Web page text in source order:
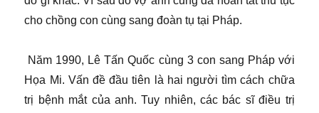
cho chồng con cùng sang đoàn tụ tại Pháp.
Năm 1990, Lê Tấn Quốc cùng 3 con sang Pháp với
Họa Mi. Vấn đề đầu tiên là hai người tìm cách chữa
trị bệnh mắt của anh. Tuy nhiên, các bác sĩ điều trị